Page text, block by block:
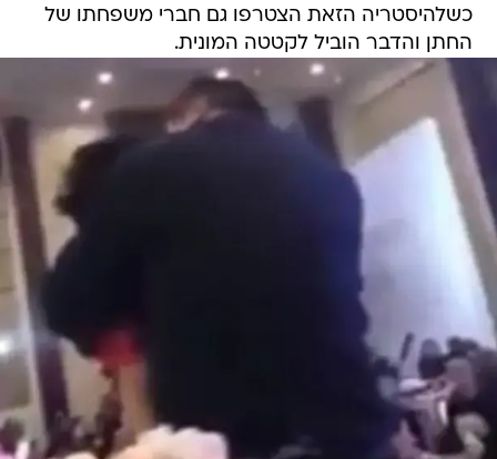
כשלהיסטריה הזאת הצטרפו גם חברי משפחתו של
החתן והדבר הוביל לקטטה המונית.